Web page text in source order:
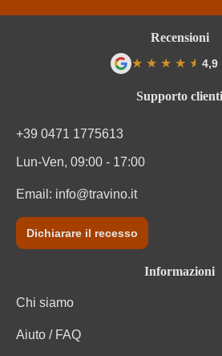
Regione
Residuo zuccherino
Sottoregione
Tappo di bottiglia
Varietà di uva
Supporto clienti
+39 0471 1775613
Lun-Ven, 09:00 - 17:00
Email: info@travino.it
Dichiarare il recesso
Informazioni
Chi siamo
Aiuto / FAQ
Recensioni
★ ★ ★ ★ ★
★ 4,9